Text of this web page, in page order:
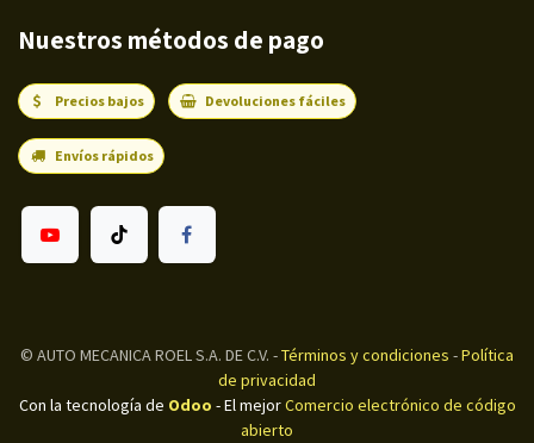
Nuestros métodos de pago
Precios bajos Devoluciones fáciles
Envíos rápidos
© AUTO MECANICA ROEL S.A. DE C.V. -Términos y condiciones -Política
de privacidad
Con la tecnología de Odoo - El mejorComercio electrónico de código
abierto